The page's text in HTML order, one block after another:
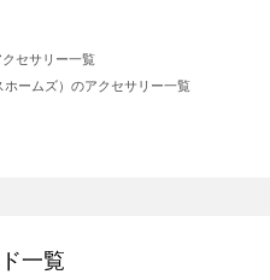
セサリー一覧
ームズ）のアクセサリー一覧
マンサモスモス）のアクセサリー一覧
ー）のアクセサリー一覧
一覧